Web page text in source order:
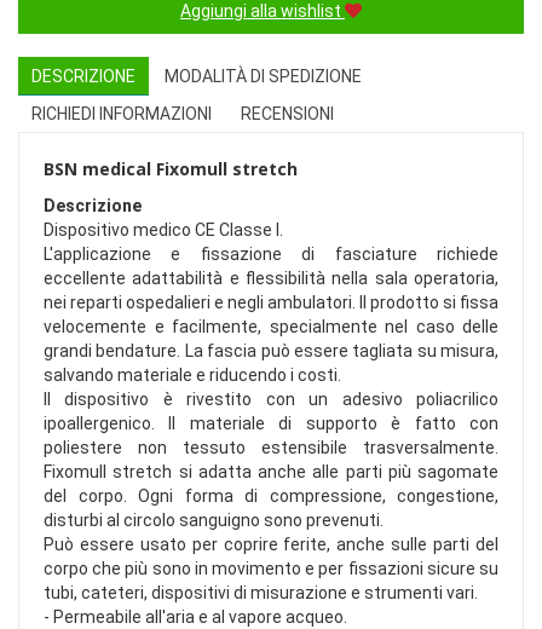
Aggiungi alla wishlist
DESCRIZIONE
MODALITÀ DI SPEDIZIONE
RICHIEDI INFORMAZIONI
RECENSIONI
BSN medical Fixomull stretch
Descrizione
Dispositivo medico CE Classe I.
L'applicazione e fissazione di fasciature richiede
eccellente adattabilità e flessibilità nella sala operatoria,
nei reparti ospedalieri e negli ambulatori. Il prodotto si fissa
velocemente e facilmente, specialmente nel caso delle
grandi bendature. La fascia può essere tagliata su misura,
salvando materiale e riducendo i costi.
Il dispositivo è rivestito con un adesivo poliacrilico
ipoallergenico. Il materiale di supporto è fatto con
poliestere non tessuto estensibile trasversalmente.
Fixomull stretch si adatta anche alle parti più sagomate
del corpo. Ogni forma di compressione, congestione,
disturbi al circolo sanguigno sono prevenuti.
Può essere usato per coprire ferite, anche sulle parti del
corpo che più sono in movimento e per fissazioni sicure su
tubi, cateteri, dispositivi di misurazione e strumenti vari.
- Permeabile all'aria e al vapore acqueo.